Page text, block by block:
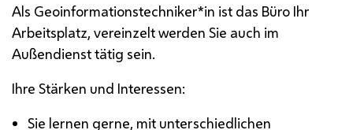
Als Geoinformationstechniker*in ist das Büro Ihr
Arbeitsplatz, vereinzelt werden Sie auch im
Außendienst tätig sein.
Ihre Stärken und Interessen:
Sie lernen gerne, mit unterschiedlichen